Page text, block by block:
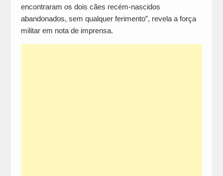
encontraram os dois cães recém-nascidos
abandonados, sem qualquer ferimento”, revela a força
militar em nota de imprensa.